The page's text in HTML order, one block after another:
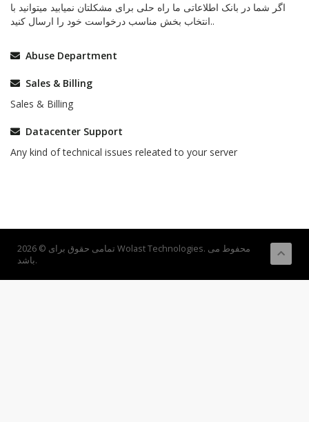
اگر شما در بانک اطلاعاتی ما راه حلی برای مشکلتان نمیابید میتوانید با
انتخاب بخش مناسب درخواست خود را ارسال کنید..
Abuse Department
Sales & Billing
Sales & Billing
Datacenter Support
Any kind of technical issues releated to your server
تمامی حقوق برای © 2026 Wolast Technologies. محفوط می
باشد.